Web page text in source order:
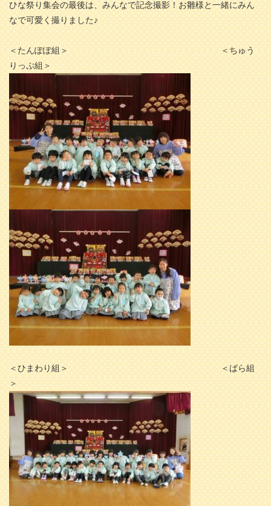
ひな祭り集会の最後は、みんなで記念撮影！お雛様と一緒にみん
なで可愛く撮りました♪
＜たんぽぽ組＞ ＜ちゅう
りっぷ組＞
＜ひまわり組＞ ＜ばら組
＞